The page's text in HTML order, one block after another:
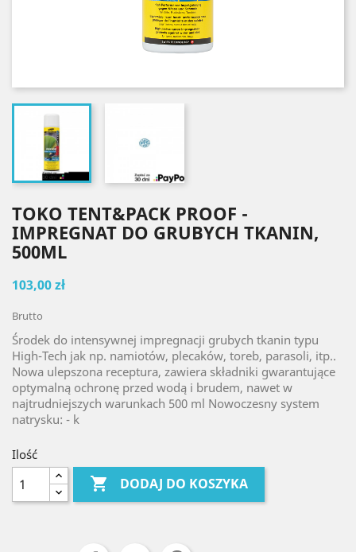
TOKO TENT&PACK PROOF -
IMPREGNAT DO GRUBYCH TKANIN,
500ML
103,00 zł
Brutto
Środek do intensywnej impregnacji grubych tkanin typu
High-Tech jak np. namiotów, plecaków, toreb, parasoli, itp..
Nowa ulepszona receptura, zawiera składniki gwarantujące
optymalną ochronę przed wodą i brudem, nawet w
najtrudniejszych warunkach 500 ml Nowoczesny system
natrysku: - k
Ilość
 DODAJ DO KOSZYKA